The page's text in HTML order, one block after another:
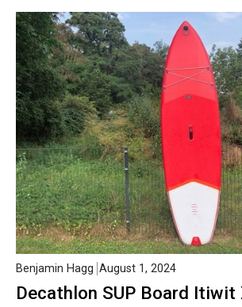
Decathlon SUP Board Itiwit
Benjamin Hagg August 1, 2024